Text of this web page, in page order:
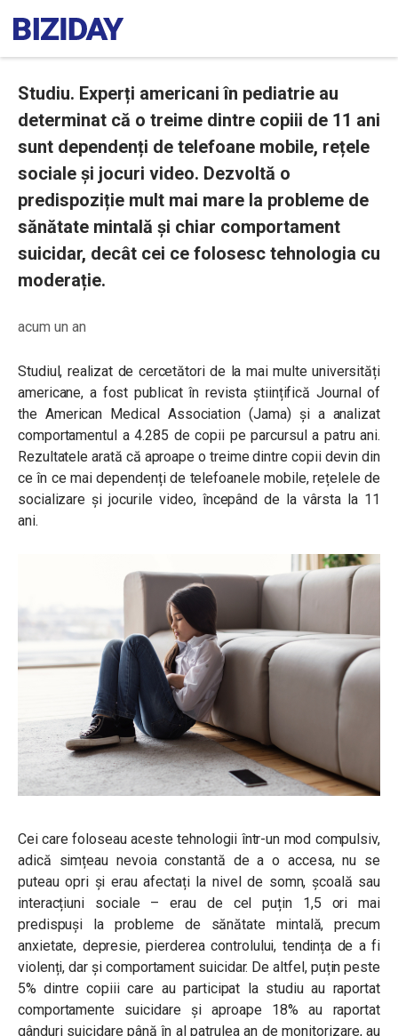
Studiu. Experți americani în pediatrie au
determinat că o treime dintre copiii de 11 ani
sunt dependenți de telefoane mobile, rețele
sociale și jocuri video. Dezvoltă o
predispoziție mult mai mare la probleme de
sănătate mintală și chiar comportament
suicidar, decât cei ce folosesc tehnologia cu
moderație.
acum un an
Studiul, realizat de cercetători de la mai multe universități
americane, a fost publicat în revista științifică Journal of
the American Medical Association (Jama)și a analizat
comportamentul a 4.285 de copii pe parcursul a patru ani.
Rezultatele arată că aproape o treime dintre copii devin din
ce în ce mai dependenți de telefoanele mobile, rețelele de
socializare și jocurile video, începând de la vârsta la 11
ani.
Cei care foloseau aceste tehnologii într-un mod compulsiv,
adică simțeau nevoia constantă de a o accesa, nu se
puteau opri și erau afectați la nivel de somn, școală sau
interacțiuni sociale – erau de cel puțin 1,5 ori mai
predispuși la probleme de sănătate mintală, precum
anxietate, depresie, pierderea controlului, tendința de a fi
violenți, dar și comportament suicidar. De altfel, puțin peste
5% dintre copiii care au participat la studiu au raportat
comportamente suicidare și aproape 18% au raportat
gânduri suicidare până în al patrulea an de monitorizare, au